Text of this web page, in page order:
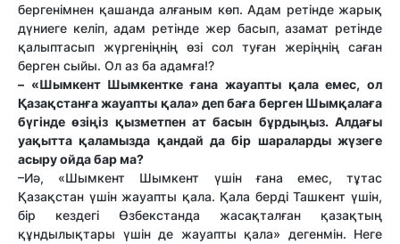
бергенімнен қашанда алғаным көп. Адам ретінде жарық
дүниеге келіп, адам ретінде жер басып, азамат ретінде
қалыптасып жүргеніңнің өзі сол туған жеріңнің саған
берген сыйы. Ол аз ба адамға!?
– «Шымкент Шымкентке ғана жауапты қала емес, ол
Қазақстанға жауапты қала» деп баға берген Шымқалаға
бүгінде өзіңіз қызметпен ат басын бұрдыңыз. Алдағы
уақытта қаламызда қандай да бір шараларды жүзеге
асыру ойда бар ма?
–Иә, «Шымкент Шымкент үшін ғана емес, тұтас
Қазақстан үшін жауапты қала. Қала берді Ташкент үшін,
бір кездегі Өзбекстанда жасақталған қазақтың
құндылықтары үшін де жауапты қала» дегенмін. Неге